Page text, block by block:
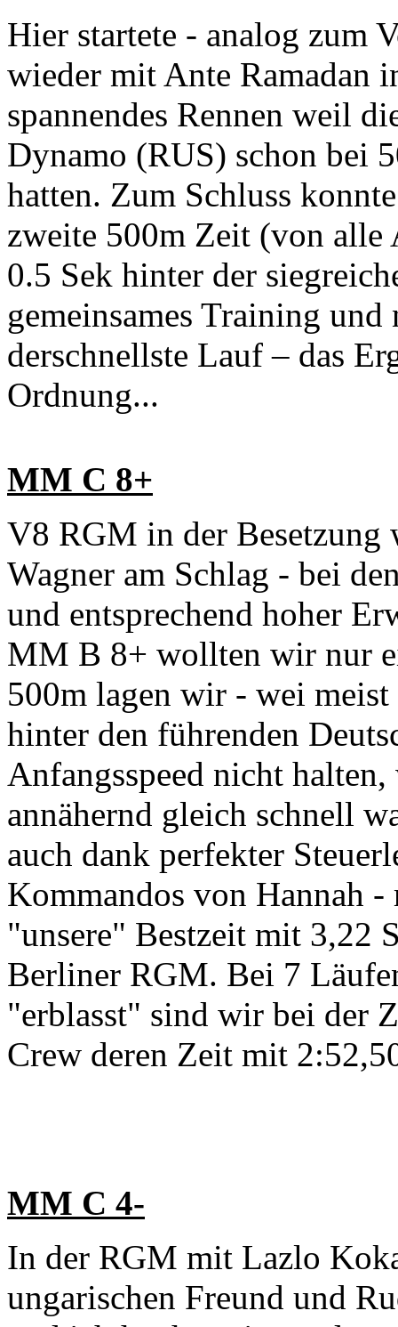
Hier startete - analog zum
wieder mit Ante Ramadan
spannendes Rennen weil
Dynamo (RUS) schon bei
hatten. Zum Schluss
zweite 500m Zeit (von alle
0.5 Sek hinter der
gemeinsames Training
derschnellste Lauf – das
Ordnung...
MM C 8+
V8 RGM in der
Wagner am Schlag - bei
und entsprechend hoher
MM B 8+ wollten wir nur
500m lagen wir - wei
hinter den führenden
Anfangsspeed nicht
annähernd gleich schnell
auch dank perfekter
Kommandos von Hannah
"unsere" Bestzeit mit 3,22
Berliner RGM. Bei 7
"erblasst" sind wir bei der
Crew deren Zeit mit
MM C 4-
In der RGM mit Lazlo
ungarischen Freund und